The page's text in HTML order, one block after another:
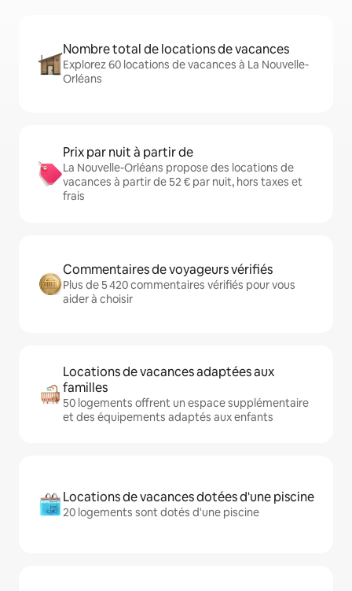
Nombre total de locations de vacances
Explorez 60 locations de vacances à La Nouvelle-
Orléans
Prix par nuit à partir de
La Nouvelle-Orléans propose des locations de
vacances à partir de 52 € par nuit, hors taxes et
frais
Commentaires de voyageurs vérifiés
Plus de 5 420 commentaires vérifiés pour vous
aider à choisir
Locations de vacances adaptées aux
familles
50 logements offrent un espace supplémentaire
et des équipements adaptés aux enfants
Locations de vacances dotées d'une piscine
20 logements sont dotés d'une piscine